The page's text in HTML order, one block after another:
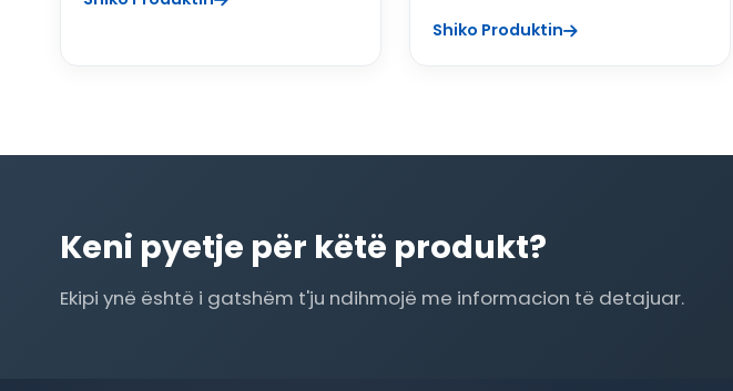
Shiko Produktin
Keni pyetje për këtë produkt?
Ekipi ynë është i gatshëm t'ju ndihmojë me informacion të detajuar.